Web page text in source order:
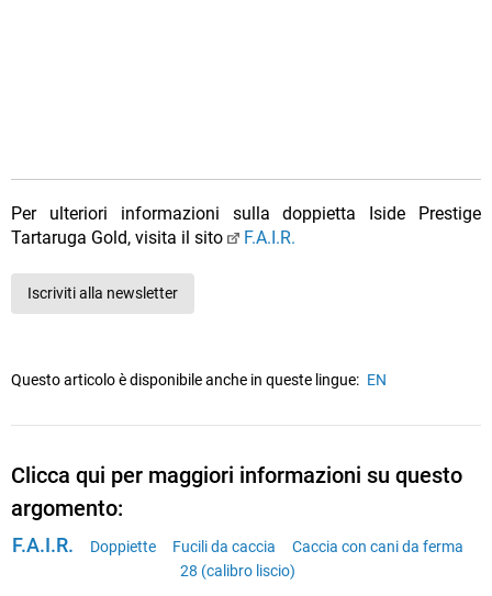
Per ulteriori informazioni sulla doppietta Iside Prestige
Tartaruga Gold, visita il sito
F.A.I.R.
Iscriviti alla newsletter
Questo articolo è disponibile anche in queste lingue: EN
Clicca qui per maggiori informazioni su questo
argomento:
F.A.I.R. Doppiette Fucili da caccia
Caccia con cani da ferma
28 (calibro liscio)